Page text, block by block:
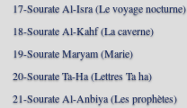
17-Sourate Al-Isra (Le voyage nocturne)
18-Sourate Al-Kahf (La caverne)
19-Sourate Maryam (Marie)
20-Sourate Ta-Ha (Lettres Ta ha)
21-Sourate Al-Anbiya (Les prophètes)